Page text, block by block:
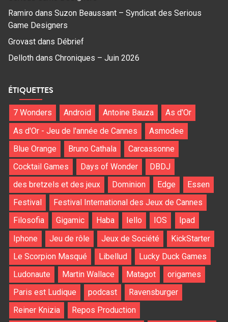
Ramiro dans Suzon Beaussant – Syndicat des Serious
Game Designers
Grovast dans Débrief
Delloth dans Chroniques – Juin 2026
ÉTIQUETTES
7 Wonders Android Antoine Bauza
As d'Or
As d'Or - Jeu de l'année de Cannes
Asmodee
Blue Orange
Bruno Cathala
Carcassonne
Cocktail Games
Days of Wonder
DBDJ
des bretzels et des jeux
Dominion Edge
Essen
Festival
Festival International des Jeux de Cannes
Filosofia
Gigamic Haba Iello IOS
Ipad
Iphone
Jeu de rôle Jeux de Société
KickStarter
Le Scorpion Masqué
Libellud
Lucky Duck Games
Ludonaute
Martin Wallace Matagot
origames
Paris est Ludique
podcast
Ravensburger
Reiner Knizia
Repos Production